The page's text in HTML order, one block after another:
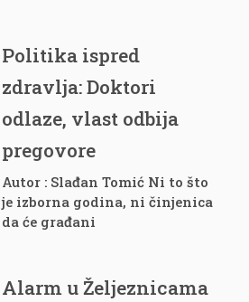
Politika ispred
zdravlja: Doktori
odlaze, vlast odbija
pregovore
Autor : Slađan Tomić Ni to što
je izborna godina, ni činjenica
da će građani
Alarm u Željeznicama